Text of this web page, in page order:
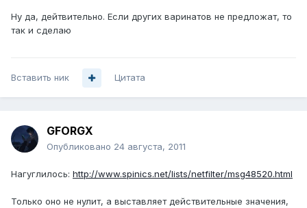
Ну да, дейтвительно. Если других варинатов не предложат, то
так и сделаю
Вставить ник Цитата
GFORGX
Опубликовано 24 августа, 2011
Нагуглилось: http://www.spinics.net/lists/netfilter/msg48520.html
Только оно не нулит, а выставляет действительные значения,